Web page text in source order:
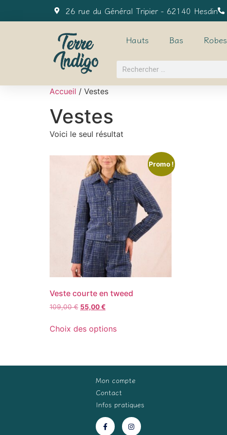
26 rue du Général Tripier - 62140 Hesdin
Hauts Bas Robes
Accueil / Vestes
Vestes
Voici le seul résultat
Promo !
Veste courte en tweed
109,00€ 55,00€
Choix des options
Mon compte
Contact
Infos pratiques